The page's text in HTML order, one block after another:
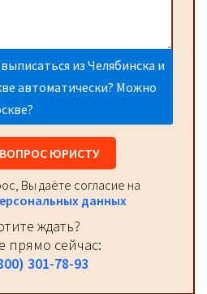
из Челябинска и
автоматически? Можно
ЮРИСТУ
Вы даёте согласие на
данных
ждать?
прямо сейчас:
301-78-93